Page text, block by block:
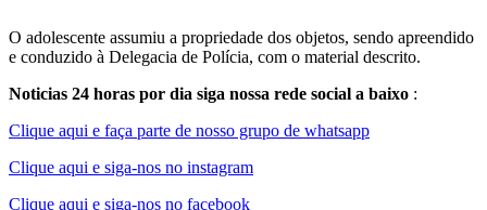
O adolescente assumiu a propriedade dos objetos, sendo apreendido
e conduzido à Delegacia de Polícia, com o material descrito.
Noticias 24 horas por dia siga nossa rede social a baixo :
Clique aqui e faça parte de nosso grupo de whatsapp
Clique aqui e siga-nos no instagram
Clique aqui e siga-nos no facebook